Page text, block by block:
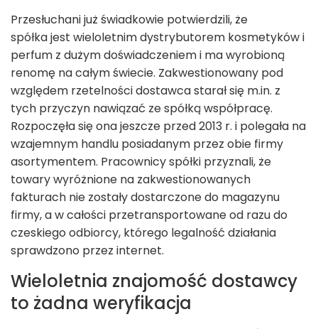
Przesłuchani już świadkowie potwierdzili, że
spółka jest wieloletnim dystrybutorem kosmetyków i
perfum z dużym doświadczeniem i ma wyrobioną
renomę na całym świecie. Zakwestionowany pod
względem rzetelności dostawca starał się m.in. z
tych przyczyn nawiązać ze spółką współpracę.
Rozpoczęła się ona jeszcze przed 2013 r. i polegała na
wzajemnym handlu posiadanym przez obie firmy
asortymentem. Pracownicy spółki przyznali, że
towary wyróżnione na zakwestionowanych
fakturach nie zostały dostarczone do magazynu
firmy, a w całości przetransportowane od razu do
czeskiego odbiorcy, którego legalność działania
sprawdzono przez internet.
Wieloletnia znajomość dostawcy
to żadna weryfikacja